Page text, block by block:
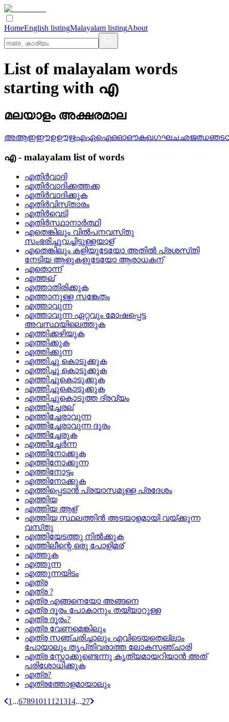
HomeEnglish listingMalayalam listingAbout
List of malayalam words
starting with എ
മലയാളം അക്ഷരമാല
അആഇഈഉഊഋഎഏഐഒഓഔകഖഗഘചഛജഝഞട
എ- malayalam list of words
എതിര്‍വാദി
എതിര്‍വാദിക്കത്തക്ക
എതിര്‍വാദിക്കുക
എതിര്‍വിസ്‌താരം
എതിര്‍വെടി
എതിര്‍സ്ഥാനാര്‍ത്ഥി
എതെങ്കിലും വില്‍പനവസ്‌തു
സംഭരിച്ചുവച്ചിട്ടുള്ളയാള്
എതെങ്കിലും കളിയുടേയോ അതില്‍ പ്രശസ്‌തി
നേടിയ ആളുകളുടേയോ ആരാധകന്
എതൊന്ന്
എത്തല്
എത്താതിരിക്കുക
എത്താനുള്ള സങ്കേതം
എത്താവുന്ന
എത്താവുന്ന ഏറ്റവും മോഷപ്പെട്ട
അവസ്ഥയിലെത്തുക
എത്തിക്കഴിയുക
എത്തിക്കുക
എത്തിക്കുന്ന
എത്തിച്ചു കൊടുക്കുക
എത്തിച്ചു കൊടുക്കുക
എത്തിച്ചുകൊടുക്കുക
എത്തിച്ചുകൊടുക്കുക
എത്തിച്ചുകൊടുത്ത ദ്രവ്യം
എത്തിച്ചേരല്
എത്തിച്ചേരാവുന്ന
എത്തിച്ചേരാവുന്ന ദൂരം
എത്തിച്ചേരുക
എത്തിച്ചേര്‍ന്ന
എത്തിനോക്കുക
എത്തിനോക്കുന്ന
എത്തിനോട്ടം
എത്തിനോക്കുക
എത്തിപ്പെടാന്‍ പ്രയാസമുള്ള പ്രദേശം
എത്തിയ
എത്തിയ ആള്
എത്തിയ സ്ഥലത്തിന്‍ അടയാളമായി വയ്‌ക്കുന്ന
വസ്‌തു
എത്തിയേടത്തു നില്‍ക്കുക
എത്തിലീന്റെ ഒരു പോളിമര്
എത്തുക
എത്തുന്ന
എത്തുന്നയിടം
എത്ര
എത്ര ?
എത്ര എങ്ങനെയോ അങ്ങനെ
എത്ര ദൂരം പോകാനും തയ്യാറുള്ള
എത്ര ദൂരം?
എത്ര വേണമെങ്കിലും
എത്ര സഞ്ചരിച്ചാലും എവിടെയതെല്ലാം
പോയാലും തൃപ്‌തിവരാത്ത ലോകസഞ്ചാരി
എത്ര സ്റ്റോക്കുണ്ടെന്നു കൃത്യമായറിയാന്‍ അത്‌
പരിശോധിക്കുക
എത്ര?
എത്രത്തോളമായാലും
1 ...67891011 121314...27